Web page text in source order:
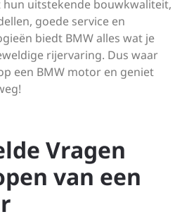
uitstekende bouwkwaliteit,
goede service en
biedt BMW alles wat je
rijervaring. Dus waar
een BMW motor en geniet
Vragen
van een